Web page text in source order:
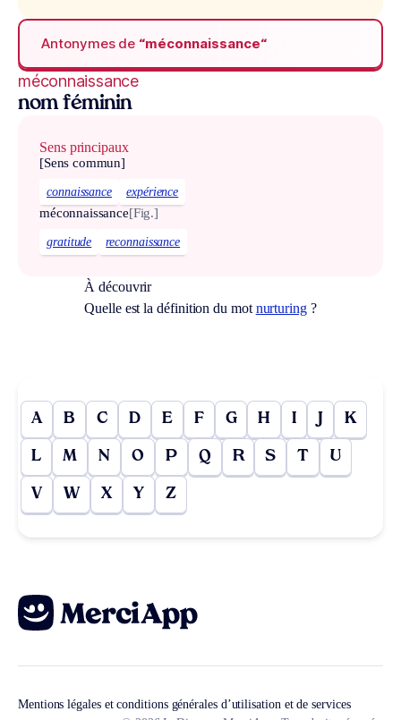
Antonymes de “méconnaissance“
méconnaissance
nom féminin
Sens principaux
[Sens commun]
connaissance expérience
méconnaissance[Fig.]
gratitude reconnaissance
À découvrir
Quelle est la définition du mot nurturing?
A B C D E F G H I J K
L M N O P Q R S T U
V W X Y Z
Mentions légales et conditions générales d’utilisation et de services